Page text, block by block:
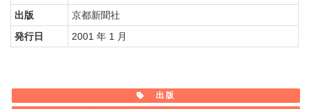
出版
京都新聞社
発行日
2001 年 1 月
出版